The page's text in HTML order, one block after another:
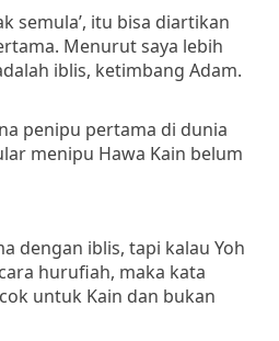
semula’, itu bisa diartikan
Menurut saya lebih
iblis, ketimbang Adam.
penipu pertama di dunia
menipu Hawa Kain belum
dengan iblis, tapi kalau Yoh
hurufiah, maka kata
untuk Kain dan bukan